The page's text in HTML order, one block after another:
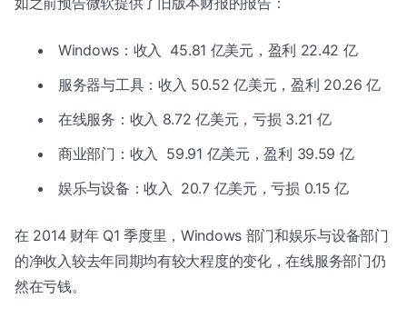
Windows：收入 45.81 亿美元，盈利 22.42 亿
服务器与工具：收入 50.52 亿美元，盈利 20.26 亿
在线服务：收入 8.72 亿美元，亏损 3.21 亿
商业部门：收入 59.91 亿美元，盈利 39.59 亿
娱乐与设备：收入 20.7 亿美元，亏损 0.15 亿
在 2014 财年 Q1 季度里，Windows 部门和娱乐与设备部门
的净收入较去年同期均有较大程度的变化，在线服务部门仍
然在亏钱。